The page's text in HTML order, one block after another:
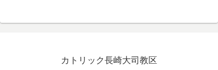
カトリック長崎大司教区